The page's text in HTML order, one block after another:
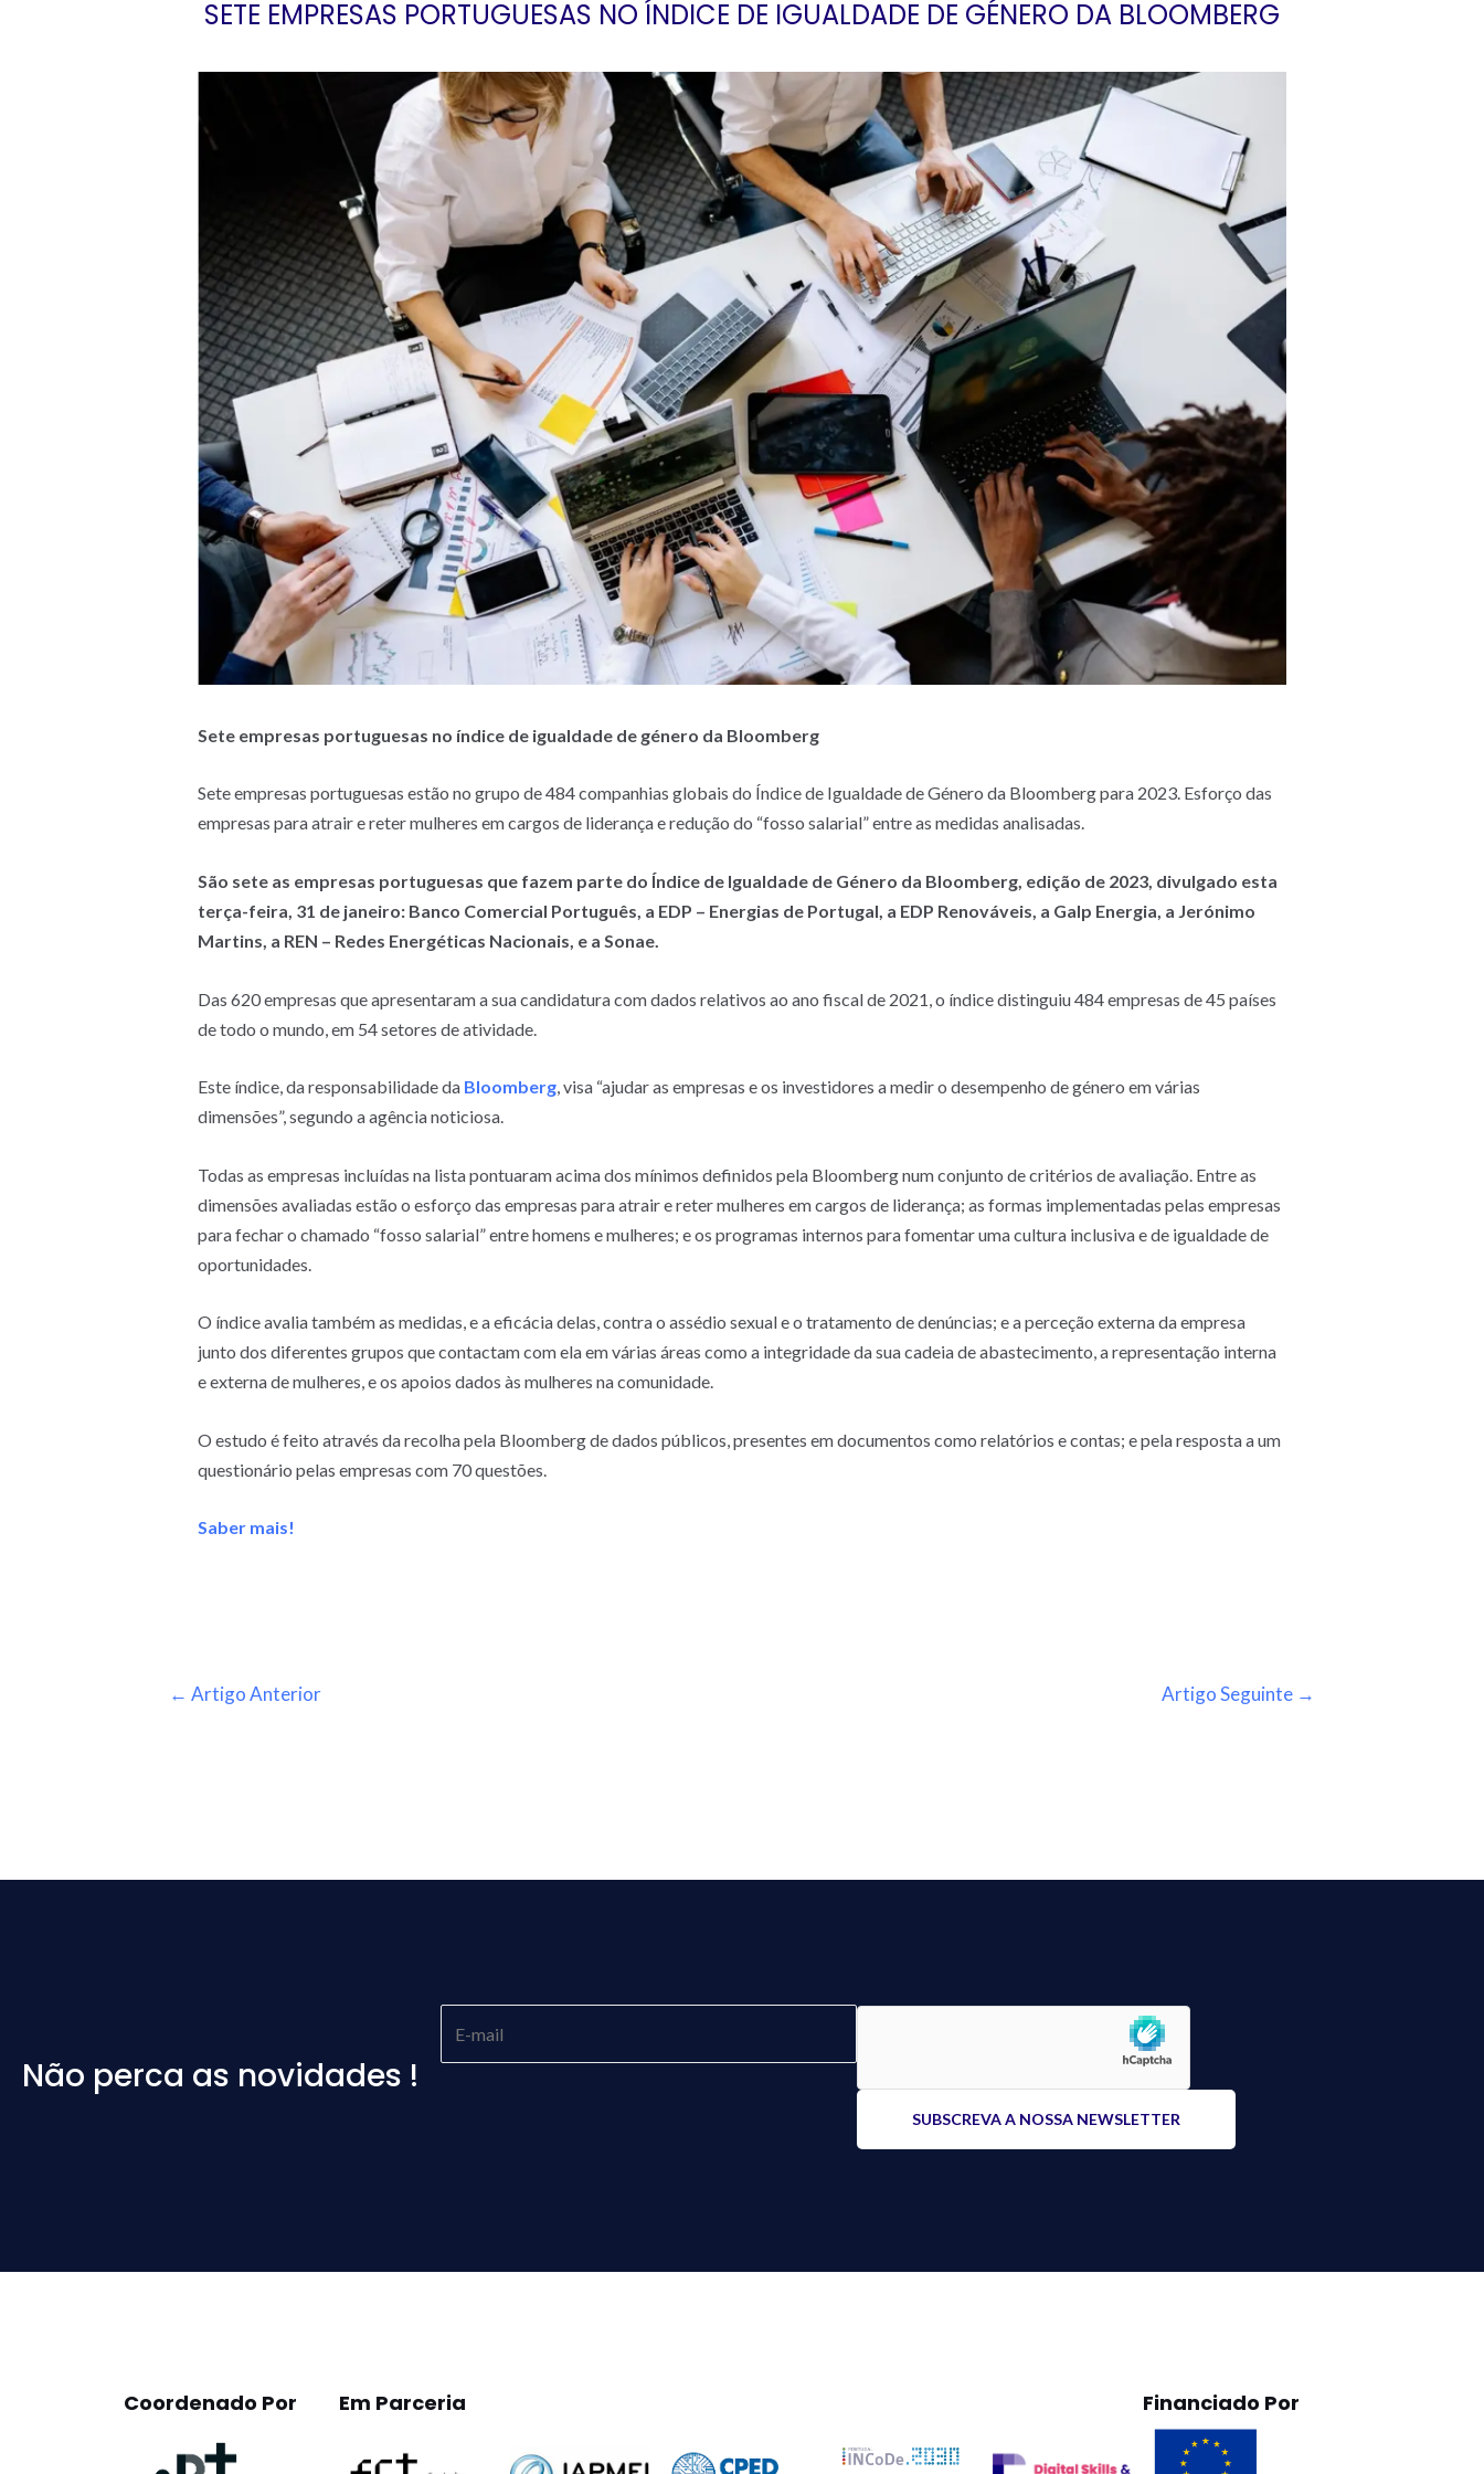
SETE EMPRESAS PORTUGUESAS NO ÍNDICE DE IGUALDADE DE GÉNERO DA BLOOMBERG
Sete empresas portuguesas no índice de igualdade de género da Bloomberg
Sete empresas portuguesas estão no grupo de 484 companhias globais do Índice de Igualdade de Género da Bloomberg para 2023. Esforço das
empresas para atrair e reter mulheres em cargos de liderança e redução do “fosso salarial” entre as medidas analisadas.
São sete as empresas portuguesas que fazem parte do Índice de Igualdade de Género da Bloomberg, edição de 2023, divulgado esta
terça-feira, 31 de janeiro: Banco Comercial Português, a EDP – Energias de Portugal, a EDP Renováveis, a Galp Energia, a Jerónimo
Martins, a REN – Redes Energéticas Nacionais, e a Sonae.
Das 620 empresas que apresentaram a sua candidatura com dados relativos ao ano fiscal de 2021, o índice distinguiu 484 empresas de 45 países
de todo o mundo, em 54 setores de atividade.
Este índice, da responsabilidade da Bloomberg, visa “ajudar as empresas e os investidores a medir o desempenho de género em várias
dimensões”, segundo a agência noticiosa.
Todas as empresas incluídas na lista pontuaram acima dos mínimos definidos pela Bloomberg num conjunto de critérios de avaliação. Entre as
dimensões avaliadas estão o esforço das empresas para atrair e reter mulheres em cargos de liderança; as formas implementadas pelas empresas
para fechar o chamado “fosso salarial” entre homens e mulheres; e os programas internos para fomentar uma cultura inclusiva e de igualdade de
oportunidades.
O índice avalia também as medidas, e a eficácia delas, contra o assédio sexual e o tratamento de denúncias; e a perceção externa da empresa
junto dos diferentes grupos que contactam com ela em várias áreas como a integridade da sua cadeia de abastecimento, a representação interna
e externa de mulheres, e os apoios dados às mulheres na comunidade.
O estudo é feito através da recolha pela Bloomberg de dados públicos, presentes em documentos como relatórios e contas; e pela resposta a um
questionário pelas empresas com 70 questões.
Saber mais!
← Artigo Anterior Artigo Seguinte →
Não perca as novidades !
Coordenado Por Em Parceria Financiado Por